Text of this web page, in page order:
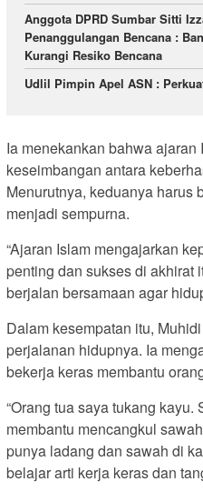
Anggota DPRD Sumbar Sitti
Penanggulangan Bencana :
Kurangi Resiko Bencana
Udlil Pimpin Apel ASN :
Ia menekankan bahwa ajaran
keseimbangan antara
Menurutnya, keduanya harus
menjadi sempurna.
“Ajaran Islam mengajarkan
penting dan sukses di akhirat
berjalan bersamaan agar
Dalam kesempatan itu,
perjalanan hidupnya. Ia
bekerja keras membantu
“Orang tua saya tukang
membantu mencangkul
punya ladang dan sawah di
belajar arti kerja keras dan